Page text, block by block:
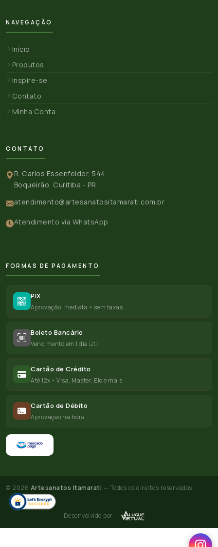
NAVEGAÇÃO
Início
Produtos
Inspire-se
Contato
Minha Conta
CONTATO
R. Carlos Essenfelder, 544
Boqueirão, Curitiba - PR
atendimento@artesanatositamarati.com.br
Atendimento via WhatsApp
FORMAS DE PAGAMENTO
PIX
Aprovação imediata • sem taxas
Boleto Bancário
Vencimento em 1 dia útil
Cartão de Crédito
Até 12x • Visa, Master, Elo e mais
Cartão de Débito
Aprovação na hora
© 2026 Artesanatos Itamarati — Todos os direitos reservados.
Desenvolvido por